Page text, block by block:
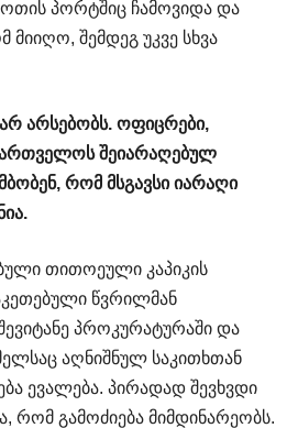
პორტშიც ჩამოვიდა და
მიიღო, შემდეგ უკვე სხვა
არ არსებობს. ოფიცრები,
შეიარაღებულ
, რომ მსგავსი იარაღი
.
თითოეული კაპიკის
წვრილმან
პროკურატურაში და
აღნიშნულ საკითხთან
ევალება. პირადად შევხვდი
გამოძიება მიმდინარეობს.